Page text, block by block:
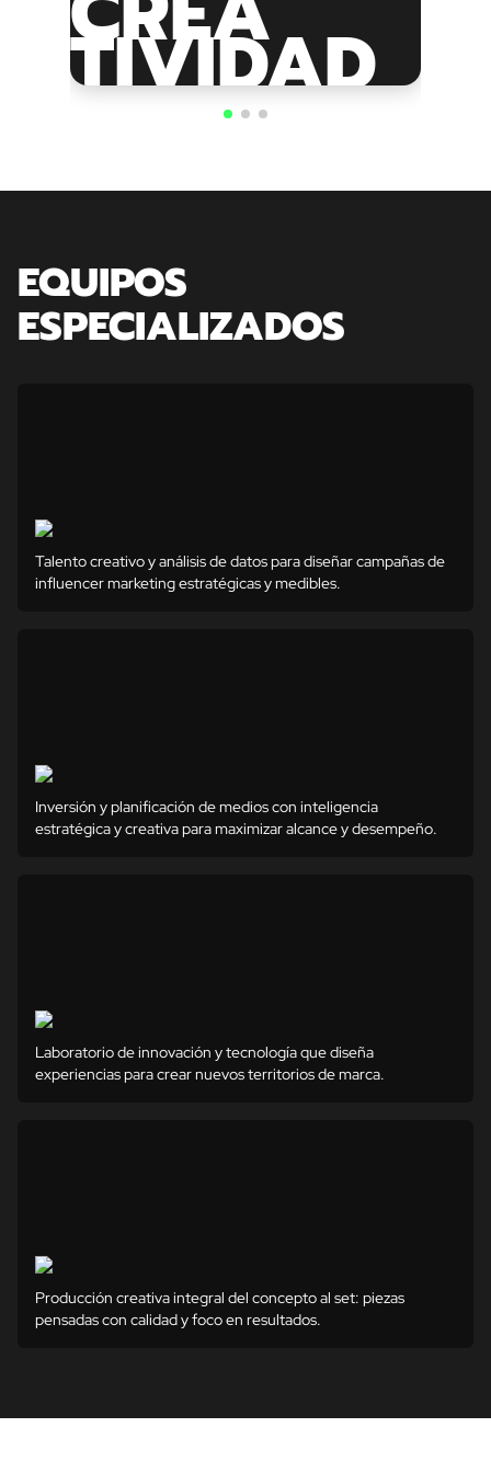
TIVIDAD
EQUIPOS
ESPECIALIZADOS
Talento creativo y análisis de datos para diseñar campañas de
influencer marketing estratégicas y medibles.
Inversión y planificación de medios con inteligencia
estratégica y creativa para maximizar alcance y desempeño.
Laboratorio de innovación y tecnología que diseña
experiencias para crear nuevos territorios de marca.
Producción creativa integral del concepto al set: piezas
pensadas con calidad y foco en resultados.